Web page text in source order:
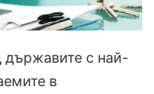
държавите с най-
в